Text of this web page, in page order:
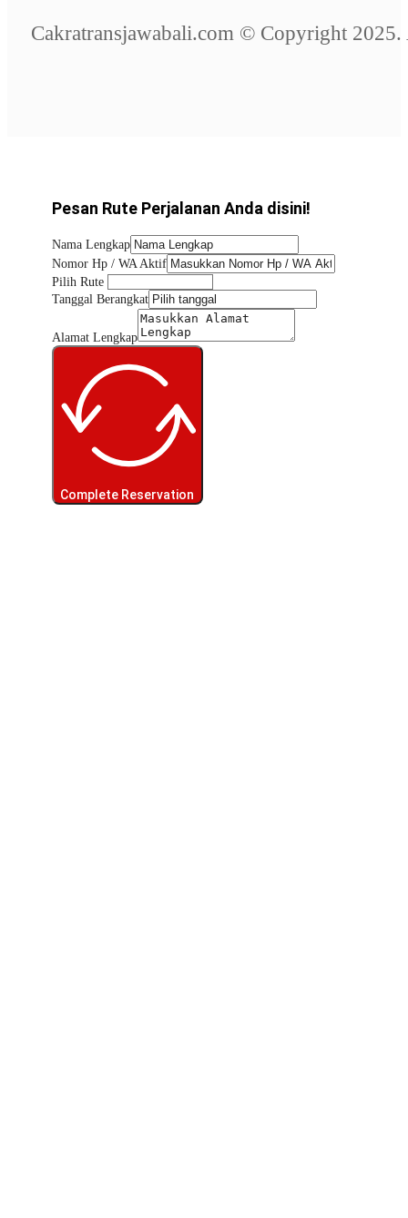
Cakratransjawabali.com © Copyright 2025.
Pesan Rute Perjalanan Anda disini!
Nama Lengkap
Nomor Hp / WA Aktif
Pilih Rute
Tanggal Berangkat
Alamat Lengkap
Complete Reservation